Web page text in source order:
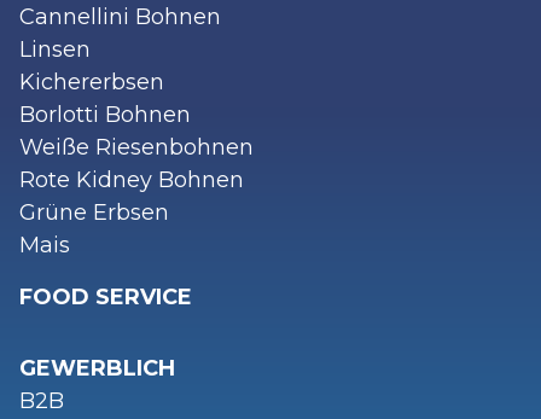
Cannellini Bohnen
Linsen
Kichererbsen
Borlotti Bohnen
Weiße Riesenbohnen
Rote Kidney Bohnen
Grüne Erbsen
Mais
FOOD SERVICE
GEWERBLICH
B2B